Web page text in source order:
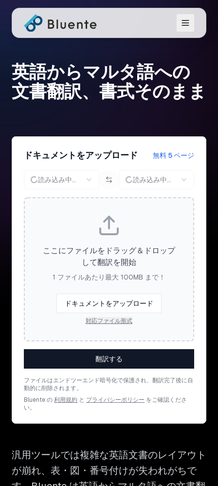
英語からマルタ語への
文書翻訳、書式そのまま
ドキュメントをアップロード 無料 5 ページ
読み込み中... 読み込み中...
ここにファイルをドラッグ＆ドロップ
して翻訳を開始
1 ファイルあたり最大 100MB まで！
ドキュメントをアップロード
対応ファイル形式
翻訳する
ファイルはエンドツーエンド暗号化で保護され、翻訳完了後に自
動的に削除されます。
Bluente の利用規約 と プライバシーポリシー をご確認くださ
い。
汎用ツールでは複雑な英語文書のレイアウト
が崩れ、表・図・番号付けが失われがちで